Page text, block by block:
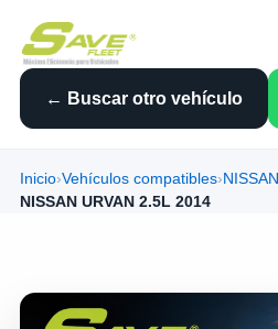
← Buscar otro vehículo
Inicio›Vehículos compatibles› NISSAN
NISSAN URVAN 2.5L 2014